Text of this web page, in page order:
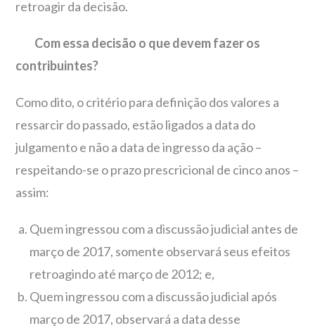
retroagir da decisão.
Com essa decisão o que devem fazer os
contribuintes?
Como dito, o critério para definição dos valores a
ressarcir do passado, estão ligados a data do
julgamento e não a data de ingresso da ação –
respeitando-se o prazo prescricional de cinco anos –
assim:
Quem ingressou com a discussão judicial antes de
março de 2017, somente observará seus efeitos
retroagindo até março de 2012; e,
Quem ingressou com a discussão judicial após
março de 2017, observará a data desse